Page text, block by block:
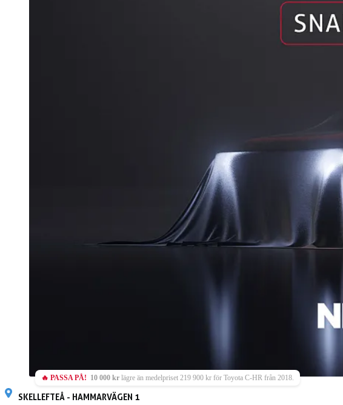
🔥 PASSA PÅ! 10 000 kr lägre än medelpriset 219 900 kr för Toyota C-HR från 2018.
SKELLEFTEÅ - HAMMARVÄGEN 1